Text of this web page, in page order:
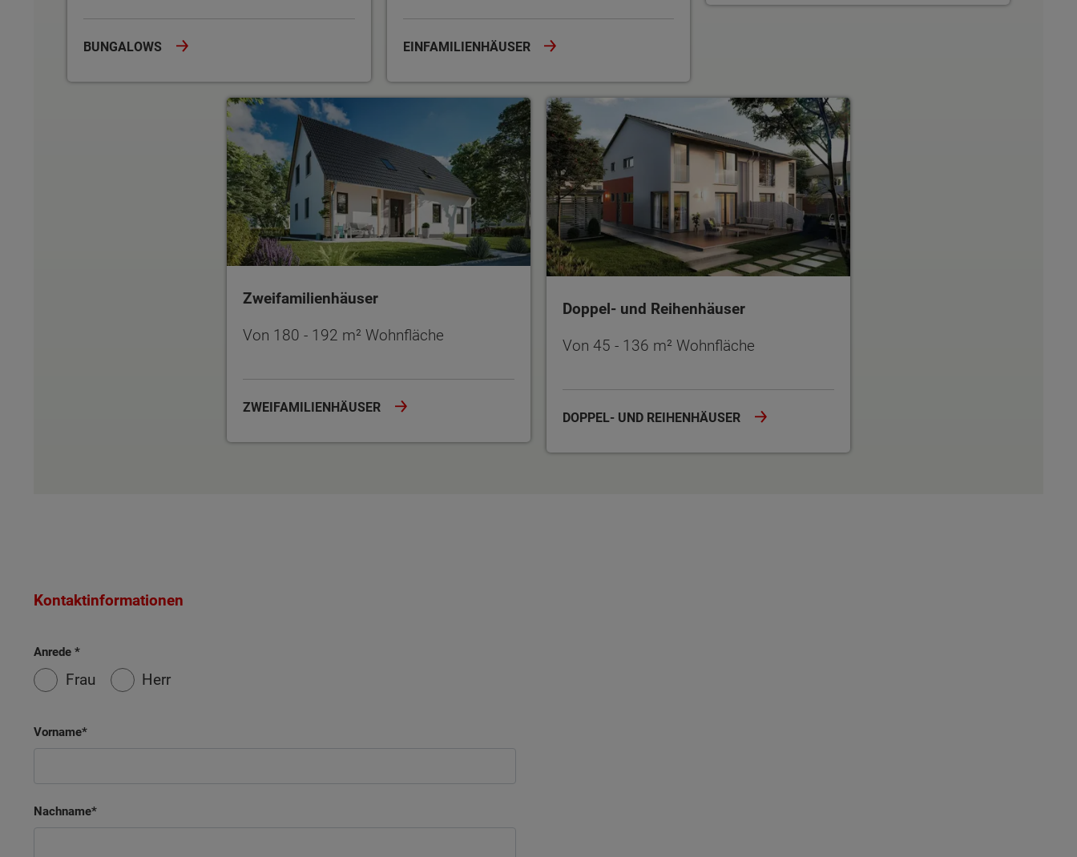
BUNGALOWS EINFAMILIENHÄUSER
Zweifamilienhäuser
Zweifamilienhäuser
Von 180 - 192 m² Wohnfläche
ZWEIFAMILIENHÄUSER
Doppel- und Reihenhäuser
Doppel- und Reihenhäuser
Von 45 - 136 m² Wohnfläche
DOPPEL- UND REIHENHÄUSER
Kontaktinformationen
Anrede
Frau Herr
Vorname
Nachname